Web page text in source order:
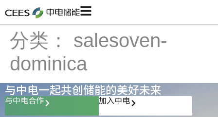
分类： salesoven-
dominica
与中电一起共创储能的美好未来
与中电合作 加入中电